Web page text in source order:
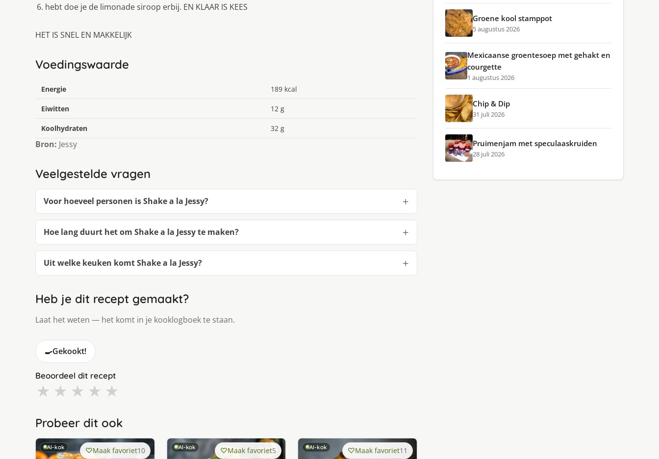
hebt doe je de limonade siroop erbij. EN KLAAR IS KEES
HET IS SNEL EN MAKKELIJK
Voedingswaarde
Energie 189 kcal
Eiwitten 12 g
Koolhydraten 32 g
Bron: Jessy
Veelgestelde vragen
Voor hoeveel personen is Shake a la Jessy?
Hoe lang duurt het om Shake a la Jessy te maken?
Uit welke keuken komt Shake a la Jessy?
Heb je dit recept gemaakt?
Laat het weten — het komt in je kooklogboek te staan.
🍳Gekookt!
Beoordeel dit recept
★ ★ ★ ★ ★
Probeer dit ook
AI-kok Maak favoriet10 AI-kok Maak favoriet5 AI-kok Maak favoriet11
Groene kool stamppot
5 augustus 2026
Mexicaanse groentesoep met gehakt en
courgette
1 augustus 2026
Chip & Dip
31 juli 2026
Pruimenjam met speculaaskruiden
28 juli 2026